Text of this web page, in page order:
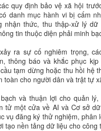
quy định bảo vệ xã hội
danh mục hành vi bị cấm
nhận thức, thu thập-xử lý dữ
tin thuộc diện phải minh
ra sự cố nghiêm trọng,
thông báo và khắc phục kịp
tạm dừng hoặc thu hồi hệ
toàn cho người dân và trật tự
và thuận lợi cho quản
tử một cửa về AI và Cơ sở
vụ đăng ký thử nghiệm, phân
tạo nền tảng dữ liệu cho công